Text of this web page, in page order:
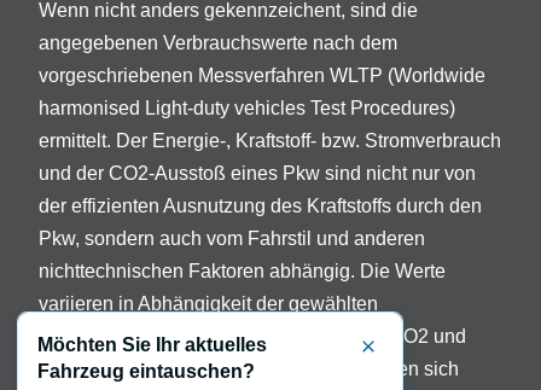
Wenn nicht anders gekennzeichent, sind die
angegebenen Verbrauchswerte nach dem
vorgeschriebenen Messverfahren WLTP (Worldwide
harmonised Light-duty vehicles Test Procedures)
ermittelt. Der Energie-, Kraftstoff- bzw. Stromverbrauch
und der CO2-Ausstoß eines Pkw sind nicht nur von
der effizienten Ausnutzung des Kraftstoffs durch den
Pkw, sondern auch vom Fahrstil und anderen
nichttechnischen Faktoren abhängig. Die Werte
variieren in Abhängigkeit der gewählten
Sonderausstattungen. Beschreibung der CO2 und
Verbrauchsangaben: Die Angaben beziehen sich
Möchten Sie Ihr aktuelles
Fahrzeug eintauschen?
Schließen